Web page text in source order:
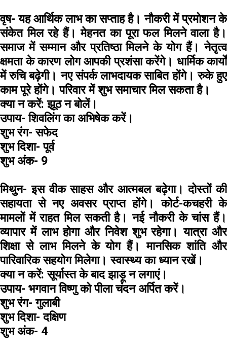
वृष- यह आर्थिक लाभ का सप्ताह है। नौकरी में प्रमोशन के
संकेत मिल रहे हैं। मेहनत का पूरा फल मिलने वाला है।
समाज में सम्मान और प्रतिष्ठा मिलने के योग हैं। नेतृत्व
क्षमता के कारण लोग आपकी प्रशंसा करेंगे। धार्मिक कार्यों
में रुचि बढ़ेगी। नए संपर्क लाभदायक साबित होंगे। रुके हुए
काम पूरे होंगे। परिवार में शुभ समाचार मिल सकता है।
क्या न करें: झूठ न बोलें।
उपाय- शिवलिंग का अभिषेक करें।
शुभ रंग- सफेद
शुभ दिशा-पूर्व
शुभ अंक- 9
मिथुन-इस वीक साहस और आत्मबल बढ़ेगा। दोस्तों की
सहायता से नए अवसर प्राप्त होंगे। कोर्ट-कचहरी के
मामलों में राहत मिल सकती है। नई नौकरी के चांस हैं।
व्यापार में लाभ होगा और निवेश शुभ रहेगा। यात्रा और
शिक्षा से लाभ मिलने के योग हैं। मानसिक शांति और
पारिवारिक सहयोग मिलेगा। स्वास्थ्य का ध्यान रखें।
क्या न करें: सूर्यास्त के बाद झाड़ू न लगाएं।
उपाय- भगवान विष्णु को पीला चंदन अर्पित करें।
शुभ रंग- गुलाबी
शुभ दिशा- दक्षिण
शुभ अंक- 4